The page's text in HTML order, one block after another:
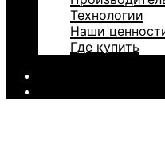
Технологии
Наши
Где купить